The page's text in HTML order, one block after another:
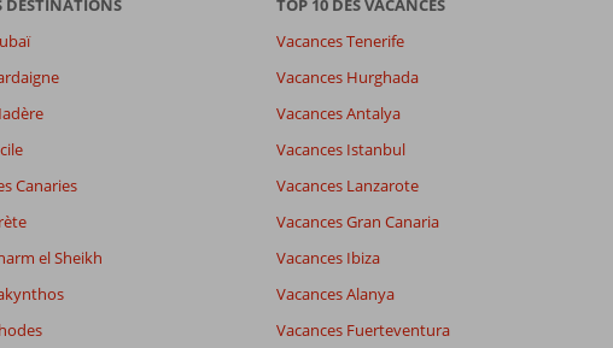
7,7
Filtrer par participants
Tous
Trier par
datum (nieuw > oud)
DESTINATIONS
Canaries
el Sheikh
TOP 10 DES VACANCES
Vacances Tenerife
Vacances Hurghada
Vacances Antalya
Vacances Istanbul
Vacances Lanzarote
Vacances Gran Canaria
Vacances Ibiza
Vacances Alanya
Vacances Fuerteventura